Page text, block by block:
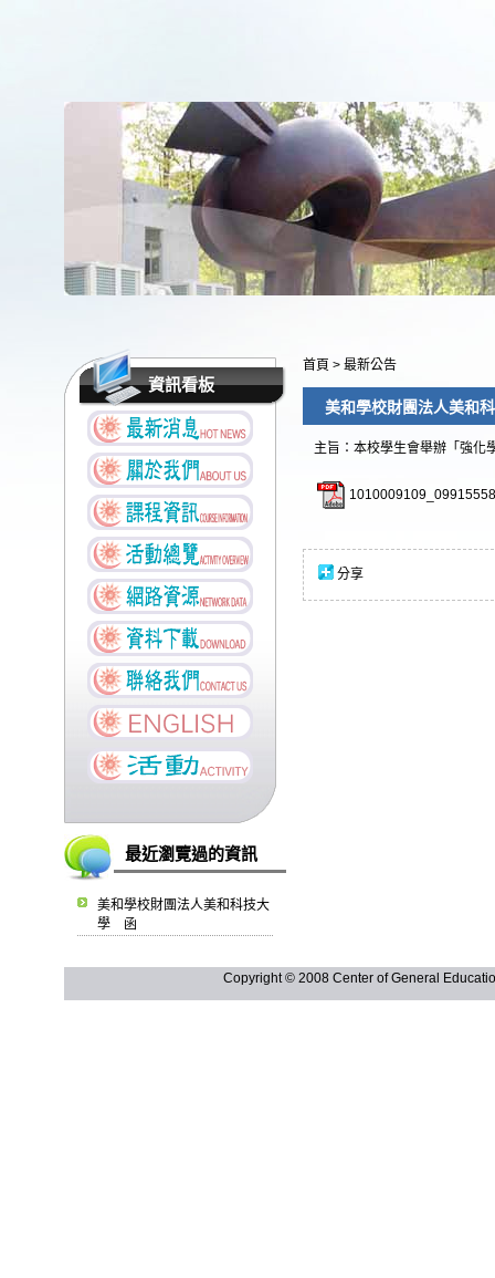
資訊看板
最近瀏覽過的資訊
美和學校財團法人美和科技大
學 函
首頁 > 最新公告
美和學校財團法人美和
主旨：本校學生會舉辦「強
分享
Copyright © 2008 Center of General